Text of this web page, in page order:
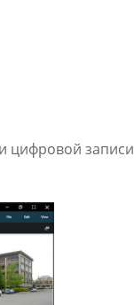
цифровой записи